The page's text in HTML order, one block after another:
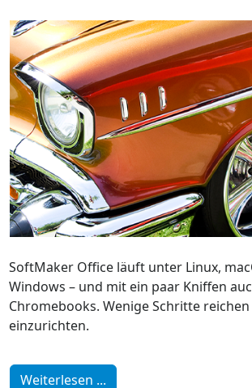
SoftMaker Office läuft unter Linux,
Windows – und mit ein paar Kniffen
Chromebooks. Wenige Schritte
einzurichten.
Weiterlesen ...